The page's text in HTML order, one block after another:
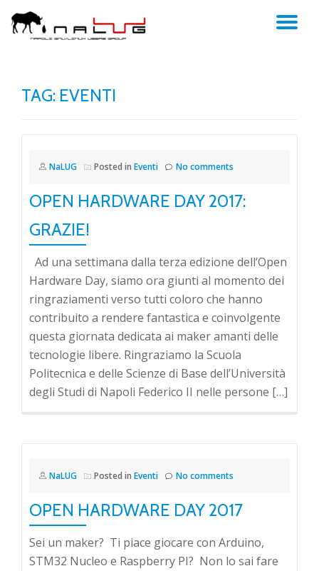
Skip
TAG: EVENTI
NaLUG Posted in Eventi No comments
OPEN HARDWARE DAY 2017:
GRAZIE!
Ad una settimana dalla terza edizione dell’Open
Hardware Day, siamo ora giunti al momento dei
ringraziamenti verso tutti coloro che hanno
contribuito a rendere fantastica e coinvolgente
questa giornata dedicata ai maker amanti delle
tecnologie libere. Ringraziamo la Scuola
Politecnica e delle Scienze di Base dell’Università
degli Studi di Napoli Federico II nelle persone […]
NaLUG Posted in Eventi No comments
OPEN HARDWARE DAY 2017
Sei un maker? Ti piace giocare con Arduino,
STM32 Nucleo e Raspberry PI? Non lo sai fare